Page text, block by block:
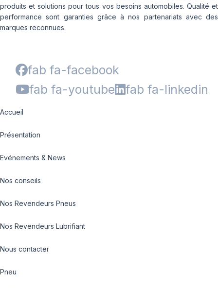
produits et solutions pour tous vos besoins automobiles. Qualité et
performance sont garanties grâce à nos partenariats avec des
marques reconnues.
fab fa-facebook
fab fa-youtube
fab fa-linkedin
Accueil
Présentation
Evénements & News
Nos conseils
Nos Revendeurs Pneus
Nos Revendeurs Lubrifiant
Nous contacter
Pneu